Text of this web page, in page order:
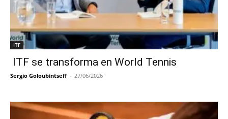
ITF
ITF se transforma en World Tennis
Sergio Goloubintseff - 27/06/2026